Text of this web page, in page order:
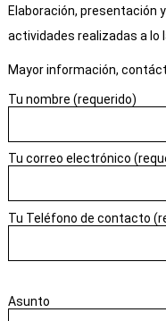
Elaboración, presentación
actividades realizadas a lo
Mayor información,
Tu nombre (requerido)
Tu correo electrónico
Tu Teléfono de contacto
Asunto